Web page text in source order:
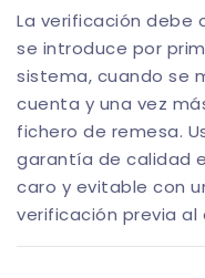
La verificación debe
se introduce por
sistema, cuando se
cuenta y una vez
fichero de remesa.
garantía de calidad
caro y evitable con
verificación previa al